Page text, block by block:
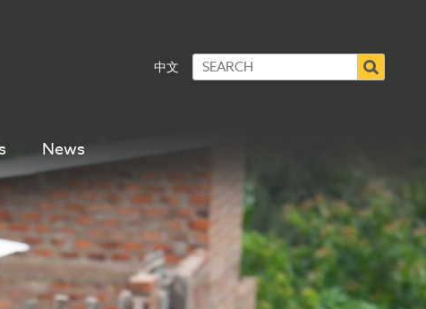
中文
News